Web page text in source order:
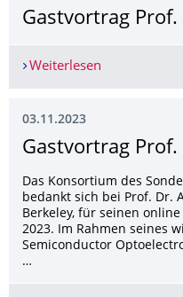
Gastvortrag Prof.
Weiterlesen
03.11.2023
Gastvortrag Prof.
Das Konsortium des
bedankt sich bei Prof. Dr.
Berkeley, für seinen
2023. Im Rahmen seines
Semiconductor
…